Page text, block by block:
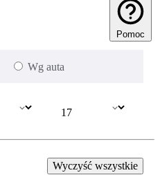
Pomoc
Wg auta
Wyczyść wszystkie